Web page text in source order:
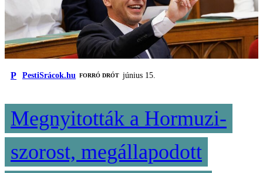
P PestiSrácok.hu FORRÓ DRÓT június 15.
Megnyitották a Hormuzi-
szorost, megállapodott